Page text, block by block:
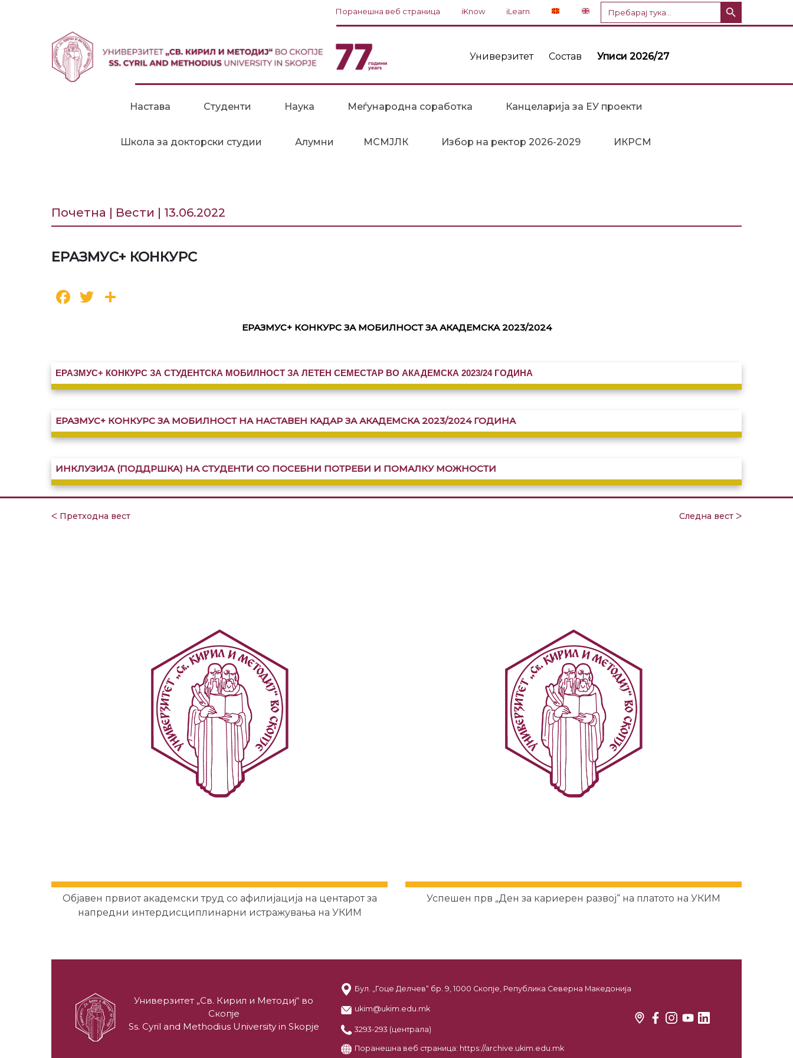
Поранешна веб страница iKnow iLearn
Пребарај
за:
Универзитет Состав Уписи 2026/27
Настава Студенти Наука Меѓународна соработка Канцеларија за ЕУ проекти
Школа за докторски студии Алумни МСМЈЛК Избор на ректор 2026-2029 ИКРСМ
Почетна | Вести | 13.06.2022
ЕРАЗМУС+ КОНКУРС
Facebook
Twitter
ЕРАЗМУС+ КОНКУРС ЗА МОБИЛНОСТ ЗА АКАДЕМСКА 2023/2024
ЕРАЗМУС+ КОНКУРС ЗА СТУДЕНТСКА МОБИЛНОСТ ЗА ЛЕТЕН СЕМЕСТАР ВО АКАДЕМСКА 2023/24 ГОДИНА
ЕРАЗМУС+ КОНКУРС ЗА МОБИЛНОСТ НА НАСТАВЕН КАДАР ЗА АКАДЕМСКА 2023/2024 ГОДИНА
ИНКЛУЗИЈА (ПОДДРШКА) НА СТУДЕНТИ СО ПОСЕБНИ ПОТРЕБИ И ПОМАЛКУ МОЖНОСТИ
ᐸ Претходна вест
Објавен првиот академски труд со афилијација на центарот за
напредни интердисциплинарни истражувања на УКИМ
Следна вест ᐳ
Успешен прв „Ден за кариерен развој“ на платото на УКИМ
Универзитет „Св. Кирил и Методиј“ во
Скопје
Ss. Cyril and Methodius University in Skopje
Бул. „Гоце Делчев“ бр. 9, 1000 Скопје, Република Северна Македонија
ukim@ukim.edu.mk
3293-293 (централа)
Поранешна веб страница: https://archive.ukim.edu.mk